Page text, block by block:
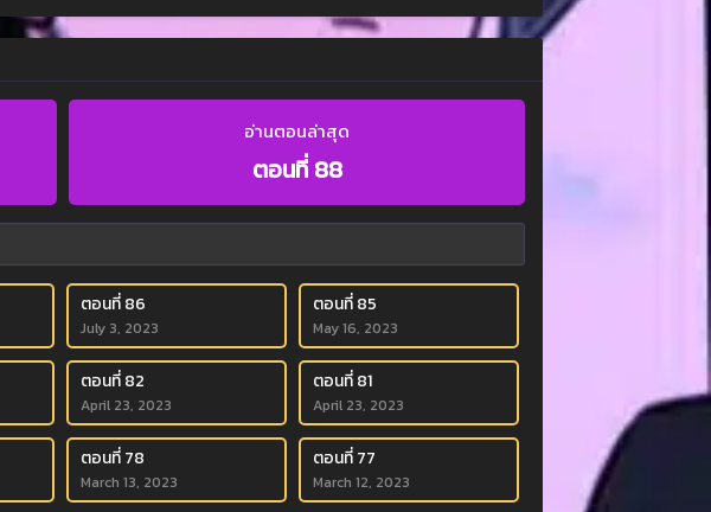
อ่านตอนล่าสุด
ตอนที่ 88
ตอนที่ 86
July 3, 2023
ตอนที่ 85
May 16, 2023
ตอนที่ 82
April 23, 2023
ตอนที่ 81
April 23, 2023
ตอนที่ 78
March 13, 2023
ตอนที่ 77
March 12, 2023